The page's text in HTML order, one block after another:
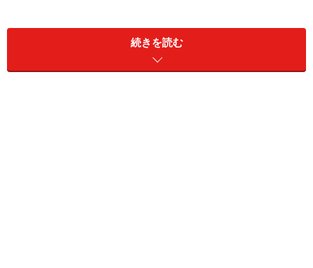
展覧会名：竹林柚宇子展
会期：2006年11月29日（水）～12月12日（火）
続きを読む